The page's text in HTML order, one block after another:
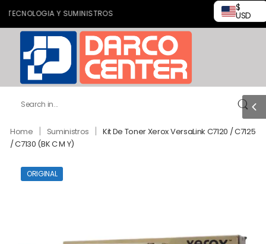
Y SUMINISTROS
$
USD
Home | Suministros | Kit De Toner Xerox VersaLink C7120 / C7125
/ C7130 (BK C M Y)
ORIGINAL